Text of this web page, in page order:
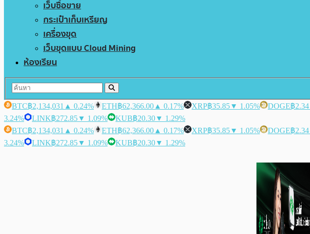
เว็บซื้อขาย
กระเป๋าเก็บเหรียญ
เครื่องขุด
เว็บขุดแบบ Cloud Mining
ห้องเรียน
BTC฿2,134,031 ▲ 0.24% ETH฿62,366.00 ▲ 0.17% XRP฿35.85▼ 1.05% DOGE฿2.34
3.24%
LINK฿272.85▼ 1.09% KUB฿20.30▼ 1.29%
BTC฿2,134,031 ▲ 0.24% ETH฿62,366.00 ▲ 0.17% XRP฿35.85▼ 1.05% DOGE฿2.34
3.24%
LINK฿272.85▼ 1.09% KUB฿20.30▼ 1.29%